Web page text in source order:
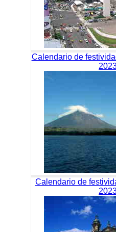
Calendario de
Calendario de